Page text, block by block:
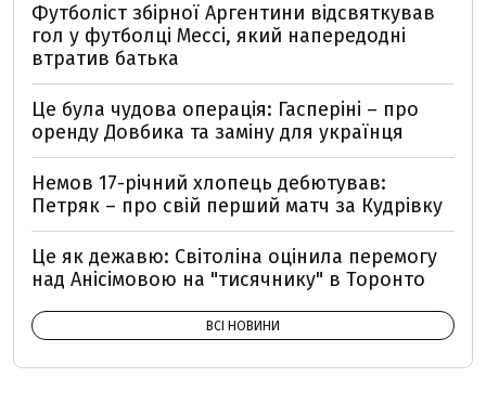
Футболіст збірної Аргентини відсвяткував
гол у футболці Мессі, який напередодні
втратив батька
Це була чудова операція: Гасперіні – про
оренду Довбика та заміну для українця
Немов 17-річний хлопець дебютував:
Петряк – про свій перший матч за Кудрівку
Це як дежавю: Світоліна оцінила перемогу
над Анісімовою на "тисячнику" в Торонто
ВСІ НОВИНИ